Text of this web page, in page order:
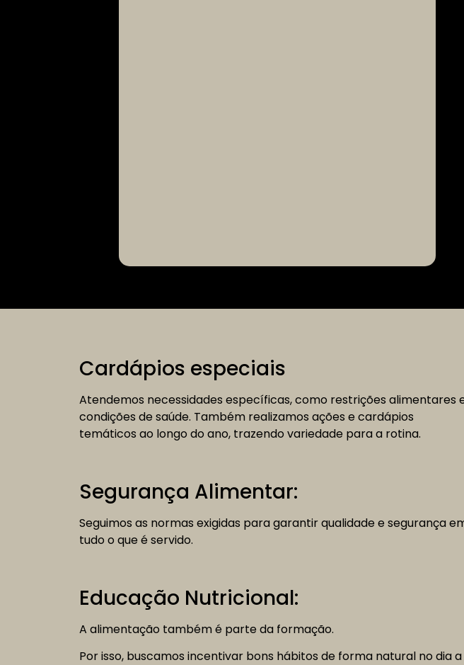
Cardápios especiais
Atendemos necessidades específicas, como restrições alimentares
condições de saúde. Também realizamos ações e cardápios
temáticos ao longo do ano, trazendo variedade para a rotina.
Segurança Alimentar:
Seguimos as normas exigidas para garantir qualidade e segurança
tudo o que é servido.
Educação Nutricional:
A alimentação também é parte da formação.
Por isso, buscamos incentivar bons hábitos de forma natural no dia a